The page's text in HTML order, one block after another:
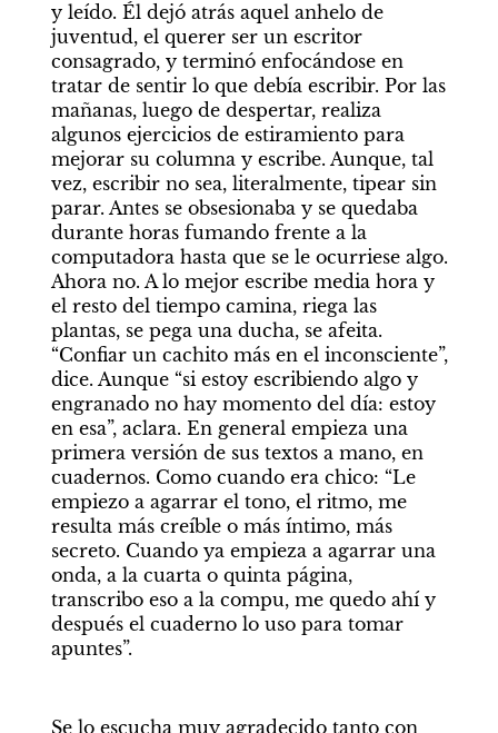
y leído. Él dejó atrás aquel anhelo de
juventud, el querer ser un escritor
consagrado, y terminó enfocándose en
tratar de sentir lo que debía escribir. Por las
mañanas, luego de despertar, realiza
algunos ejercicios de estiramiento para
mejorar su columna y escribe. Aunque, tal
vez, escribir no sea, literalmente, tipear sin
parar. Antes se obsesionaba y se quedaba
durante horas fumando frente a la
computadora hasta que se le ocurriese algo.
Ahora no. A lo mejor escribe media hora y
el resto del tiempo camina, riega las
plantas, se pega una ducha, se afeita.
“Confiar un cachito más en el inconsciente”,
dice. Aunque “si estoy escribiendo algo y
engranado no hay momento del día: estoy
en esa”, aclara. En general empieza una
primera versión de sus textos a mano, en
cuadernos. Como cuando era chico: “Le
empiezo a agarrar el tono, el ritmo, me
resulta más creíble o más íntimo, más
secreto. Cuando ya empieza a agarrar una
onda, a la cuarta o quinta página,
transcribo eso a la compu, me quedo ahí y
después el cuaderno lo uso para tomar
apuntes”.
Se lo escucha muy agradecido tanto con